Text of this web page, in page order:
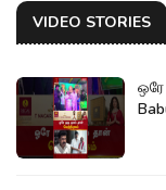
VIDEO STORIES
ஒரே